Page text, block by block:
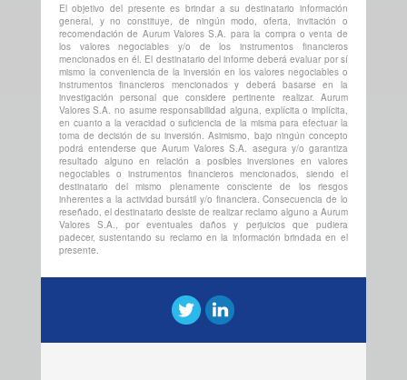
El objetivo del presente es brindar a su destinatario información
general, y no constituye, de ningún modo, oferta, invitación o
recomendación de Aurum Valores S.A. para la compra o venta de
los valores negociables y/o de los instrumentos financieros
mencionados en él. El destinatario del informe deberá evaluar por sí
mismo la conveniencia de la inversión en los valores negociables o
instrumentos financieros mencionados y deberá basarse en la
investigación personal que considere pertinente realizar. Aurum
Valores S.A. no asume responsabilidad alguna, explícita o implícita,
en cuanto a la veracidad o suficiencia de la misma para efectuar la
toma de decisión de su inversión. Asimismo, bajo ningún concepto
podrá entenderse que Aurum Valores S.A. asegura y/o garantiza
resultado alguno en relación a posibles inversiones en valores
negociables o instrumentos financieros mencionados, siendo el
destinatario del mismo plenamente consciente de los riesgos
inherentes a la actividad bursátil y/o financiera. Consecuencia de lo
reseñado, el destinatario desiste de realizar reclamo alguno a Aurum
Valores S.A., por eventuales daños y perjuicios que pudiera
padecer, sustentando su reclamo en la información brindada en el
presente.